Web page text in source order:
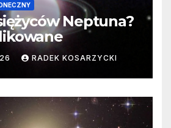
Neptuna?
RADEK KOSARZYCKI